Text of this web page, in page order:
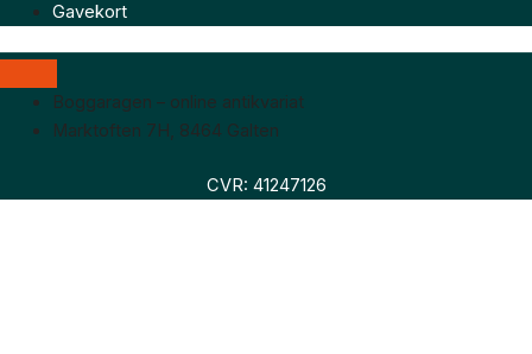
Gavekort
Boggaragen – online antikvariat
Marktoften 7H, 8464 Galten
CVR: 41247126